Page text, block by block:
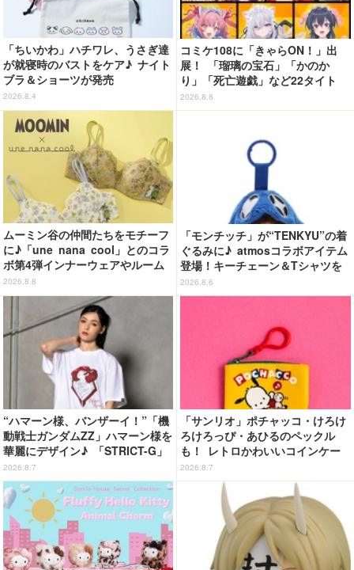
「ちいかわ」ハチワレ、うさぎ達
が就寝時のバストをケア♪ ナイト
ブラ＆ショーツが発売
2026.8.4
コミケ108に「きゃらON！」出
展！ 「瑠璃の宝石」「かのか
り」「死亡遊戯」など22タイト
ル・350種以上のグッズ販売
2026.8.8
ムーミン谷の仲間たちをモチーフ
に♪「une nana cool」とのコラ
ボ第4弾インナーウェアやルーム
ウェアが登場！
2026.8.8
「モンチッチ」が“TENKYU”の着
ぐるみに♪ atmosコラボアイテム
登場！キーチェーン＆Tシャツを
展開
2026.8.6
“ハマーン様、バンザーイ！”「機
動戦士ガンダムZZ」ハマーン様を
華麗にデザイン♪ 「STRICT-G」
Tシャツなどミニコレクション登
場
2026.8.7
「サンリオ」ポチャッコ・けろけ
ろけろっぴ・あひるのペックル
も！ レトロかわいいコインケー
ス第2弾がカプセルトイに登場♪
2026.8.7